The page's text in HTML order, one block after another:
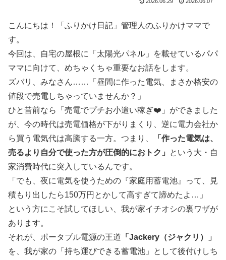
こんにちは！「ふりかけ日記」管理人のふりかけママで
す。
今回は、自宅の屋根に「太陽光パネル」を載せているパパ
ママに向けて、めちゃくちゃ重要なお話をします。
ズバリ、みなさん……「昼間に作った電気、まさか格安の
値段で売電しちゃっていませんか？」
ひと昔前なら「売電でプチお小遣い稼ぎ❤️」ができました
が、今の時代は売電価格が下がりまくり、逆に電力会社か
ら買う電気代は高騰する一方。つまり、
「作った電気は、
売るより自分で使った方が圧倒的におトク」
という大・自
家消費時代に突入しているんです。
「でも、夜に電気を使うための『家庭用蓄電池』って、見
積もり出したら150万円とかして高すぎて諦めたよ…」
という方にこそ試してほしい、我が家イチオシの裏ワザが
あります。
それが、ポータブル電源の王道 「Jackery（ジャクリ）」
を、我が家の「持ち運びできる蓄電池」として後付けしち